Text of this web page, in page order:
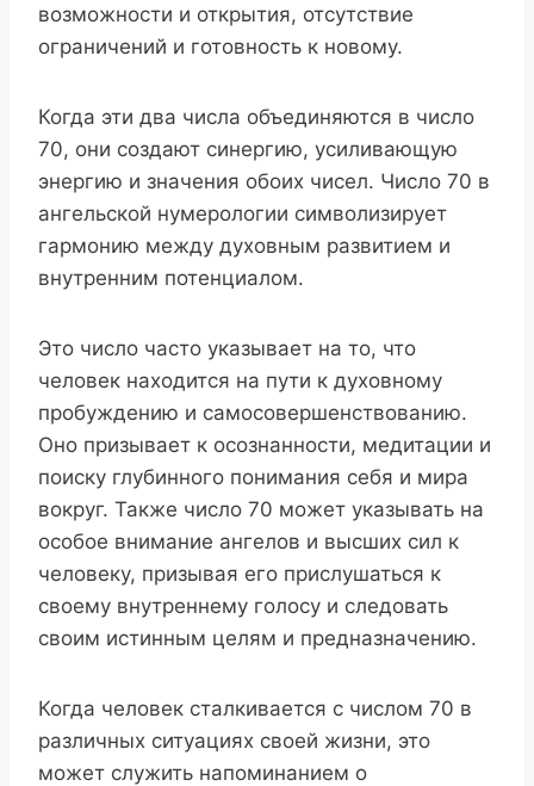
возможности и открытия, отсутствие
ограничений и готовность к новому.
Когда эти два числа объединяются в число
70, они создают синергию, усиливающую
энергию и значения обоих чисел. Число 70 в
ангельской нумерологии символизирует
гармонию между духовным развитием и
внутренним потенциалом.
Это число часто указывает на то, что
человек находится на пути к духовному
пробуждению и самосовершенствованию.
Оно призывает к осознанности, медитации и
поиску глубинного понимания себя и мира
вокруг. Также число 70 может указывать на
особое внимание ангелов и высших сил к
человеку, призывая его прислушаться к
своему внутреннему голосу и следовать
своим истинным целям и предназначению.
Когда человек сталкивается с числом 70 в
различных ситуациях своей жизни, это
может служить напоминанием о